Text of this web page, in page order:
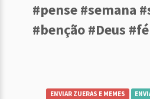
#pense #semana
#benção #Deus
ENVIAR ZUERAS E MEMES